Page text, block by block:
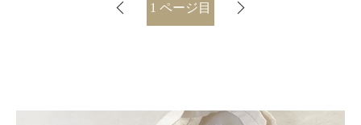
1 ページ目